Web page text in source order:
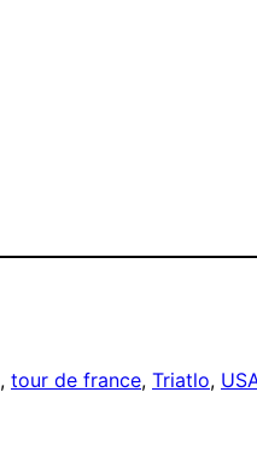
, tour de france, Triatlo,